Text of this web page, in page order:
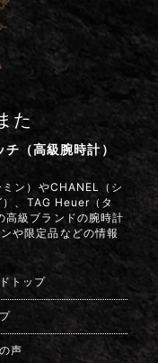
た
（高級腕時計）
ン）やCHANEL（シ
、TAG Heuer（タ
高級ブランドの腕時計
や限定品などの情報
トップ
声